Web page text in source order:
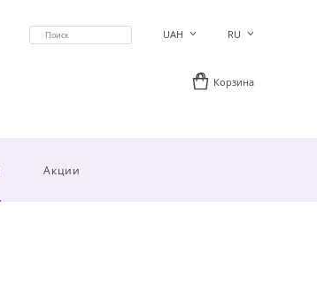
UAH RU
Корзина
Акции